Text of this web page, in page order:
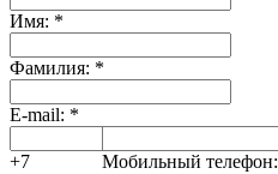
Имя: *
Фамилия: *
E-mail: *
+7 Мобильный телефон: